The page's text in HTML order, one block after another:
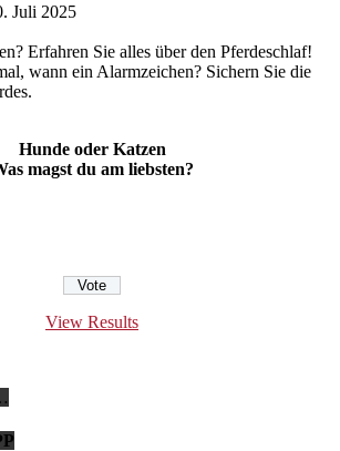
Juli 2025
Erfahren Sie alles über den Pferdeschlaf!
wann ein Alarmzeichen? Sichern Sie die
Hunde oder Katzen
magst du am liebsten?
View Results